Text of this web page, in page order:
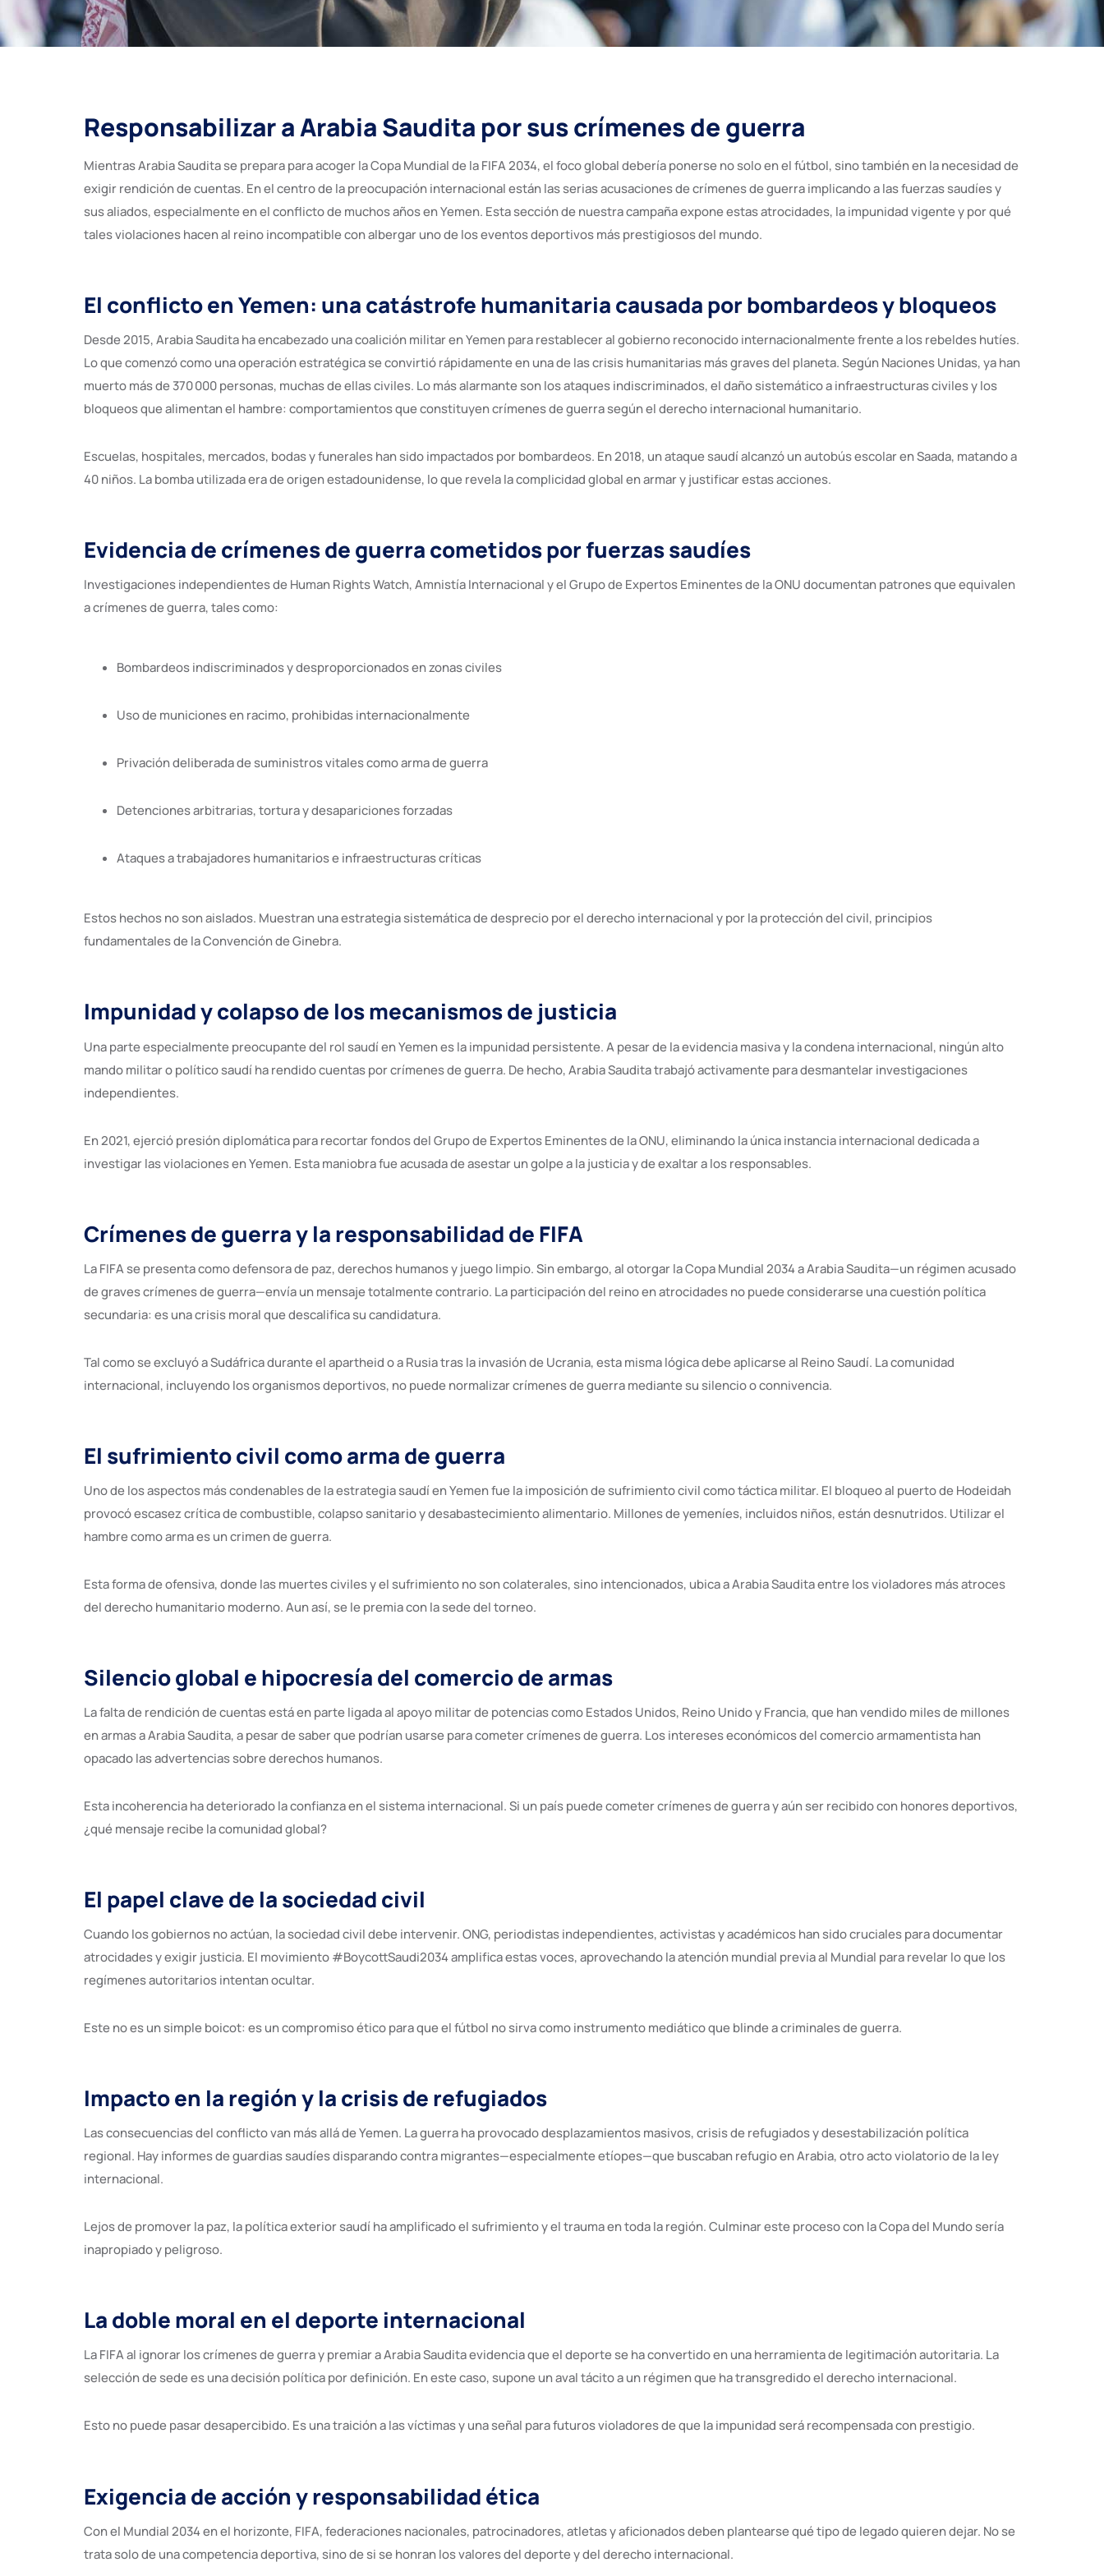
Responsabilizar a Arabia Saudita por sus crímenes de guerra
Mientras Arabia Saudita se prepara para acoger la Copa Mundial de la FIFA 2034, el foco global debería ponerse no solo en el fútbol, sino también en la necesidad de
exigir rendición de cuentas. En el centro de la preocupación internacional están las serias acusaciones de crímenes de guerra implicando a las fuerzas saudíes y
sus aliados, especialmente en el conflicto de muchos años en Yemen. Esta sección de nuestra campaña expone estas atrocidades, la impunidad vigente y por qué
tales violaciones hacen al reino incompatible con albergar uno de los eventos deportivos más prestigiosos del mundo.
El conflicto en Yemen: una catástrofe humanitaria causada por bombardeos y bloqueos
Desde 2015, Arabia Saudita ha encabezado una coalición militar en Yemen para restablecer al gobierno reconocido internacionalmente frente a los rebeldes hutíes.
Lo que comenzó como una operación estratégica se convirtió rápidamente en una de las crisis humanitarias más graves del planeta. Según Naciones Unidas, ya han
muerto más de 370 000 personas, muchas de ellas civiles. Lo más alarmante son los ataques indiscriminados, el daño sistemático a infraestructuras civiles y los
bloqueos que alimentan el hambre: comportamientos que constituyen crímenes de guerra según el derecho internacional humanitario.
Escuelas, hospitales, mercados, bodas y funerales han sido impactados por bombardeos. En 2018, un ataque saudí alcanzó un autobús escolar en Saada, matando a
40 niños. La bomba utilizada era de origen estadounidense, lo que revela la complicidad global en armar y justificar estas acciones.
Evidencia de crímenes de guerra cometidos por fuerzas saudíes
Investigaciones independientes de Human Rights Watch, Amnistía Internacional y el Grupo de Expertos Eminentes de la ONU documentan patrones que equivalen
a crímenes de guerra, tales como:
Bombardeos indiscriminados y desproporcionados en zonas civiles
Uso de municiones en racimo, prohibidas internacionalmente
Privación deliberada de suministros vitales como arma de guerra
Detenciones arbitrarias, tortura y desapariciones forzadas
Ataques a trabajadores humanitarios e infraestructuras críticas
Estos hechos no son aislados. Muestran una estrategia sistemática de desprecio por el derecho internacional y por la protección del civil, principios
fundamentales de la Convención de Ginebra.
Impunidad y colapso de los mecanismos de justicia
Una parte especialmente preocupante del rol saudí en Yemen es la impunidad persistente. A pesar de la evidencia masiva y la condena internacional, ningún alto
mando militar o político saudí ha rendido cuentas por crímenes de guerra. De hecho, Arabia Saudita trabajó activamente para desmantelar investigaciones
independientes.
En 2021, ejerció presión diplomática para recortar fondos del Grupo de Expertos Eminentes de la ONU, eliminando la única instancia internacional dedicada a
investigar las violaciones en Yemen. Esta maniobra fue acusada de asestar un golpe a la justicia y de exaltar a los responsables.
Crímenes de guerra y la responsabilidad de FIFA
La FIFA se presenta como defensora de paz, derechos humanos y juego limpio. Sin embargo, al otorgar la Copa Mundial 2034 a Arabia Saudita—un régimen acusado
de graves crímenes de guerra—envía un mensaje totalmente contrario. La participación del reino en atrocidades no puede considerarse una cuestión política
secundaria: es una crisis moral que descalifica su candidatura.
Tal como se excluyó a Sudáfrica durante el apartheid o a Rusia tras la invasión de Ucrania, esta misma lógica debe aplicarse al Reino Saudí. La comunidad
internacional, incluyendo los organismos deportivos, no puede normalizar crímenes de guerra mediante su silencio o connivencia.
El sufrimiento civil como arma de guerra
Uno de los aspectos más condenables de la estrategia saudí en Yemen fue la imposición de sufrimiento civil como táctica militar. El bloqueo al puerto de Hodeidah
provocó escasez crítica de combustible, colapso sanitario y desabastecimiento alimentario. Millones de yemeníes, incluidos niños, están desnutridos. Utilizar el
hambre como arma es un crimen de guerra.
Esta forma de ofensiva, donde las muertes civiles y el sufrimiento no son colaterales, sino intencionados, ubica a Arabia Saudita entre los violadores más atroces
del derecho humanitario moderno. Aun así, se le premia con la sede del torneo.
Silencio global e hipocresía del comercio de armas
La falta de rendición de cuentas está en parte ligada al apoyo militar de potencias como Estados Unidos, Reino Unido y Francia, que han vendido miles de millones
en armas a Arabia Saudita, a pesar de saber que podrían usarse para cometer crímenes de guerra. Los intereses económicos del comercio armamentista han
opacado las advertencias sobre derechos humanos.
Esta incoherencia ha deteriorado la confianza en el sistema internacional. Si un país puede cometer crímenes de guerra y aún ser recibido con honores deportivos,
¿qué mensaje recibe la comunidad global?
El papel clave de la sociedad civil
Cuando los gobiernos no actúan, la sociedad civil debe intervenir. ONG, periodistas independientes, activistas y académicos han sido cruciales para documentar
atrocidades y exigir justicia. El movimiento #BoycottSaudi2034 amplifica estas voces, aprovechando la atención mundial previa al Mundial para revelar lo que los
regímenes autoritarios intentan ocultar.
Este no es un simple boicot: es un compromiso ético para que el fútbol no sirva como instrumento mediático que blinde a criminales de guerra.
Impacto en la región y la crisis de refugiados
Las consecuencias del conflicto van más allá de Yemen. La guerra ha provocado desplazamientos masivos, crisis de refugiados y desestabilización política
regional. Hay informes de guardias saudíes disparando contra migrantes—especialmente etíopes—que buscaban refugio en Arabia, otro acto violatorio de la ley
internacional.
Lejos de promover la paz, la política exterior saudí ha amplificado el sufrimiento y el trauma en toda la región. Culminar este proceso con la Copa del Mundo sería
inapropiado y peligroso.
La doble moral en el deporte internacional
La FIFA al ignorar los crímenes de guerra y premiar a Arabia Saudita evidencia que el deporte se ha convertido en una herramienta de legitimación autoritaria. La
selección de sede es una decisión política por definición. En este caso, supone un aval tácito a un régimen que ha transgredido el derecho internacional.
Esto no puede pasar desapercibido. Es una traición a las víctimas y una señal para futuros violadores de que la impunidad será recompensada con prestigio.
Exigencia de acción y responsabilidad ética
Con el Mundial 2034 en el horizonte, FIFA, federaciones nacionales, patrocinadores, atletas y aficionados deben plantearse qué tipo de legado quieren dejar. No se
trata solo de una competencia deportiva, sino de si se honran los valores del deporte y del derecho internacional.